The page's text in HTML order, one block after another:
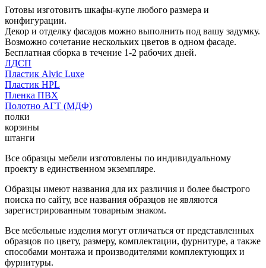
Готовы изготовить шкафы-купе любого размера и
конфигурации.
Декор и отделку фасадов можно выполнить под вашу задумку.
Возможно сочетание нескольких цветов в одном фасаде.
Бесплатная сборка в течение 1-2 рабочих дней.
ЛДСП
Пластик Alvic Luxe
Пластик HPL
Пленка ПВХ
Полотно АГТ (МДФ)
полки
корзины
штанги
Все образцы мебели изготовлены по индивидуальному
проекту в единственном экземпляре.
Образцы имеют названия для их различия и более быстрого
поиска по сайту, все названия образцов не являются
зарегистрированным товарным знаком.
Все мебельные изделия могут отличаться от представленных
образцов по цвету, размеру, комплектации, фурнитуре, а также
способами монтажа и производителями комплектующих и
фурнитуры.